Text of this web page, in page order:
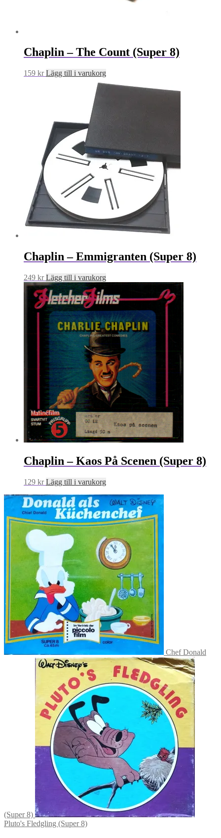
Chaplin – The Count (Super 8)
159 kr Lägg till i varukorg
Chaplin – Emmigranten (Super 8)
249 kr Lägg till i varukorg
Chaplin – Kaos På Scenen (Super 8)
129 kr Lägg till i varukorg
Chef Donald
(Super 8)
Pluto's Fledgling (Super 8)